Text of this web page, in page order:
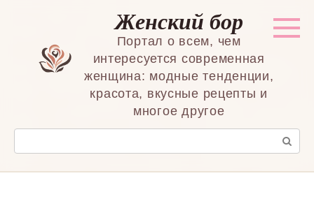
Женский бор
Портал о всем, чем
интересуется современная
женщина: модные тенденции,
красота, вкусные рецепты и
многое другое
Поиск: